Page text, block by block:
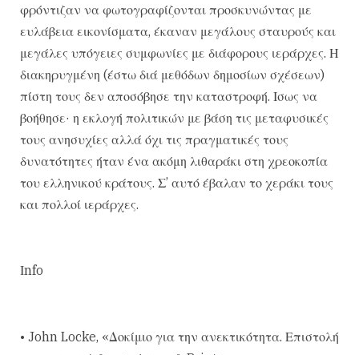
φρόντιζαν να φωτογραφίζονται προσκυνώντας με
ευλάβεια εικονίσματα, έκαναν μεγάλους σταυρούς και
μεγάλες υπόγειες συμφωνίες με διάφορους ιεράρχες. Η
διακηρυγμένη (έστω διά μεθόδων δημοσίων σχέσεων)
πίστη τους δεν αποσόβησε την καταστροφή. Ισως να
βοήθησε· η εκλογή πολιτικών με βάση τις μεταφυσικές
τους ανησυχίες αλλά όχι τις πραγματικές τους
δυνατότητες ήταν ένα ακόμη λιθαράκι στη χρεοκοπία
του ελληνικού κράτους. Σ’ αυτό έβαλαν το χεράκι τους
και πολλοί ιεράρχες.
Ιnfo
• John Locke, «Δοκίμιο για την ανεκτικότητα. Επιστολή